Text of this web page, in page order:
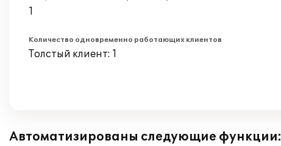
1
Количество одновременно работающих клиентов
Толстый клиент: 1
Автоматизированы следующие функции: